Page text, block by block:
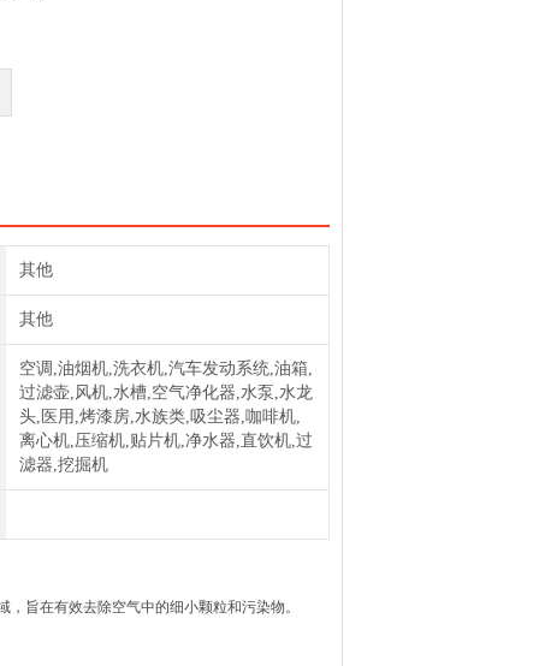
其他
其他
空调,油烟机,洗衣机,汽车发动系统,油箱,
过滤壶,风机,水槽,空气净化器,水泵,水龙
头,医用,烤漆房,水族类,吸尘器,咖啡机,
离心机,压缩机,贴片机,净水器,直饮机,过
滤器,挖掘机
旨在有效去除空气中的细小颗粒和污染物。